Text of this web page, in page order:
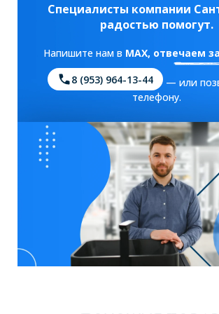
Специалисты компании
радостью помогут.
Напишите нам в MAX, отвечаем
8 (953) 964-13-44
— или
телефону.